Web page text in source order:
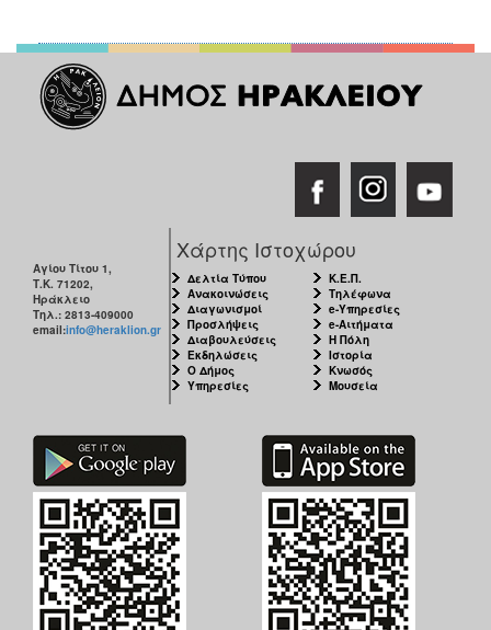
Αγίου Τίτου 1,
Τ.Κ. 71202,
Ηράκλειο
Τηλ.: 2813-409000
email:info@heraklion.gr
Χάρτης Ιστοχώρου
Δελτία Τύπου
Ανακοινώσεις
Διαγωνισμοί
Προσλήψεις
Διαβουλεύσεις
Εκδηλώσεις
Ο Δήμος
Υπηρεσίες
Κ.Ε.Π.
Τηλέφωνα
e-Υπηρεσίες
e-Αιτήματα
Η Πόλη
Ιστορία
Κνωσός
Μουσεία